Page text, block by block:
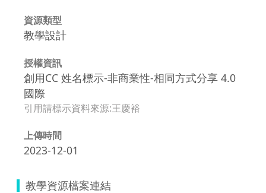
資源類型
教學設計
授權資訊
創用CC 姓名標示-非商業性-相同方式分享 4.0
國際
引用請標示資料來源:王慶裕
上傳時間
2023-12-01
教學資源檔案連結